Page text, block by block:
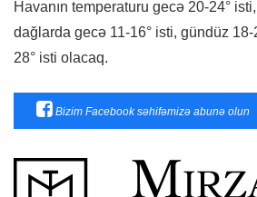
Havanın temperaturu gecə 20-24°
dağlarda gecə 11-16° isti, gündüz
28° isti olacaq.
Bizim Facebook səhifəmizə abunə olun